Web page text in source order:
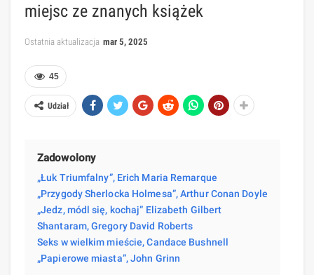
miejsc ze znanych książek
Ostatnia aktualizacja mar 5, 2025
45
Udział
Zadowolony
„Łuk Triumfalny”, Erich Maria Remarque
„Przygody Sherlocka Holmesa”, Arthur Conan Doyle
„Jedz, módl się, kochaj” Elizabeth Gilbert
Shantaram, Gregory David Roberts
Seks w wielkim mieście, Candace Bushnell
„Papierowe miasta”, John Grinn